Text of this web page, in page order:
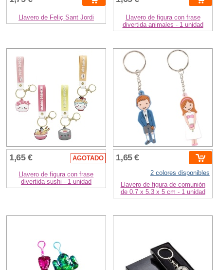
Llavero de Feliç Sant Jordi
Llavero de figura con frase
divertida animales - 1 unidad
1,65 € AGOTADO
Llavero de figura con frase
divertida sushi - 1 unidad
1,65 €
2 colores disponibles
Llavero de figura de comunión
de 0.7 x 5.3 x 5 cm - 1 unidad